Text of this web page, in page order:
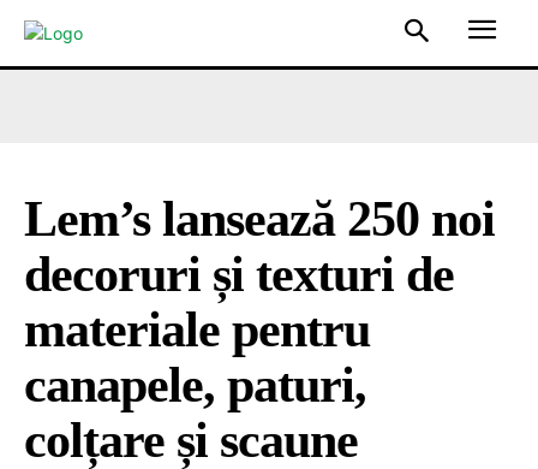
Lem’s lansează 250 noi
decoruri și texturi de
materiale pentru
canapele, paturi,
colțare și scaune